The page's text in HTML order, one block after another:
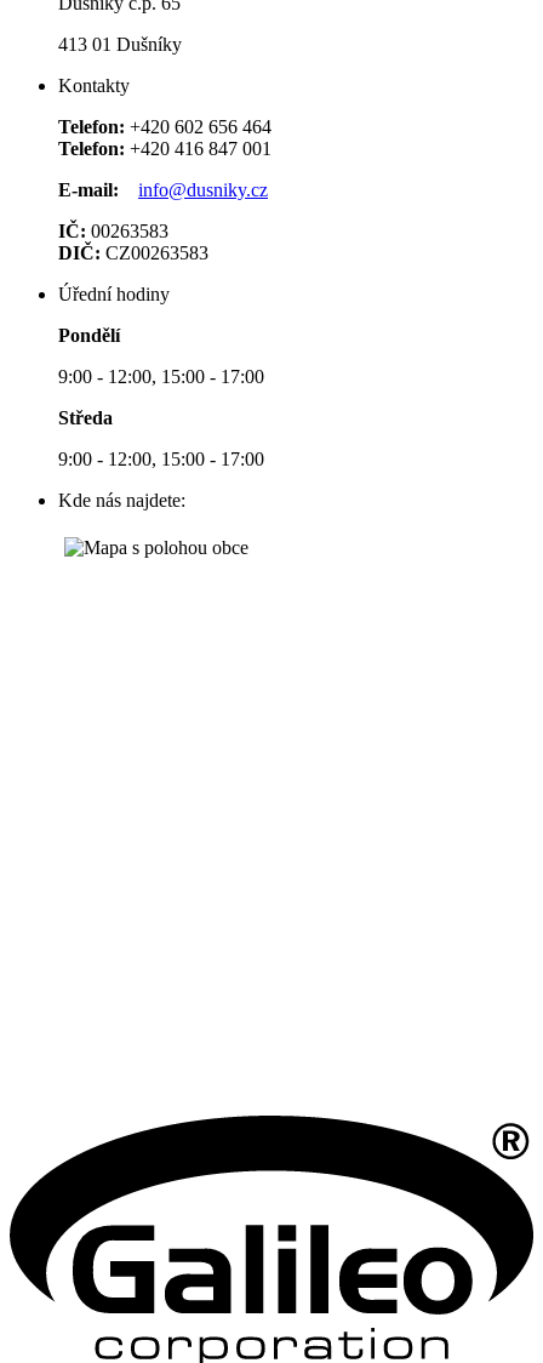
413 01 Dušníky
Kontakty
Telefon: +420 602 656 464
Telefon: +420 416 847 001
E-mail:
info@dusniky.cz
IČ: 00263583
DIČ: CZ00263583
Úřední hodiny
Pondělí
9:00 - 12:00, 15:00 - 17:00
Středa
9:00 - 12:00, 15:00 - 17:00
Kde nás najdete: